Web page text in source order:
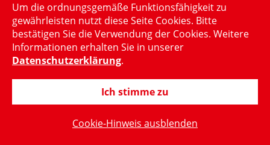
Momentan gibt es keinen aktuellen Termin
Um die ordnungsgemäße Funktionsfähigkeit zu
gewährleisten nutzt diese Seite Cookies. Bitte
bestätigen Sie die Verwendung der Cookies. Weitere
Informationen erhalten Sie in unserer
Datenschutzerklärung.
Ich stimme zu
Cookie-Hinweis ausblenden